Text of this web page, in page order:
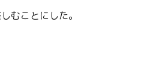
むことにした。